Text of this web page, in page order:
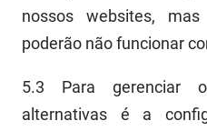
nossos websites,
poderão não funcionar
5.3 Para gerenciar
alternativas é a